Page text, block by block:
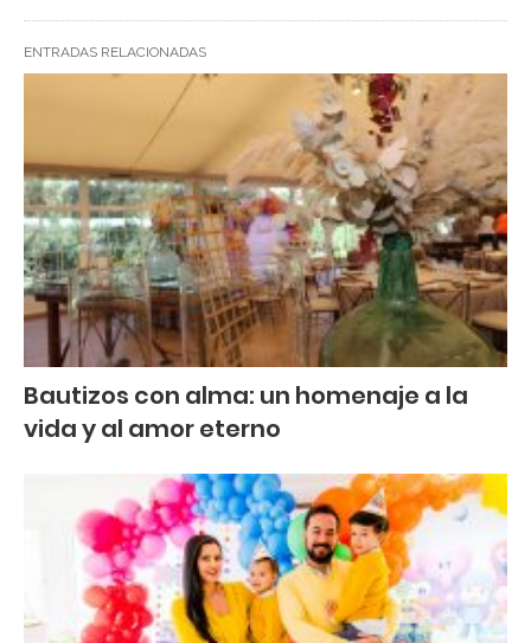
ENTRADAS RELACIONADAS
Bautizos con alma: un homenaje a la
vida y al amor eterno